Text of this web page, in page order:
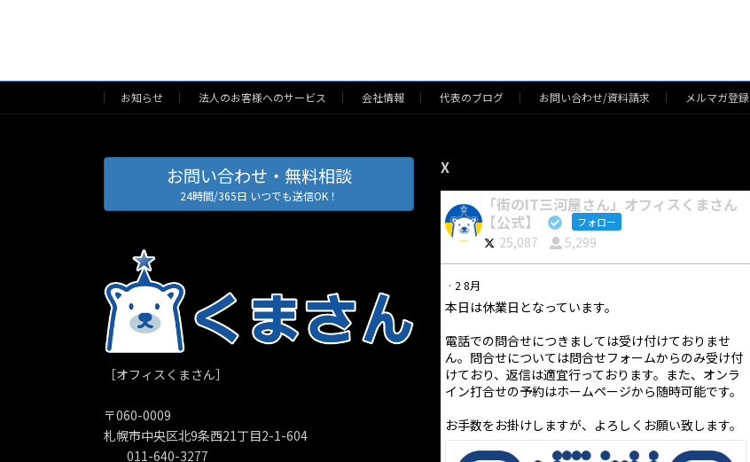
お知らせ 法人のお客様へのサービス 会社情報 代表のブログ お問い合わせ/資料請求 メルマガ登録
お問い合わせ・無料相談
24時間/365日 いつでも送信OK！
［オフィスくまさん］
〒060-0009
札幌市中央区北9条西21丁目2-1-604
011-640-3277
X
「街のIT三河屋さん」オフィスくまさん
【公式】
フォロー
25,087 5,299
· 2 8月
本日は休業日となっています。
電話での問合せにつきましては受け付けておりませ
ん。問合せについては問合せフォームからのみ受け付
けており、返信は適宜行っております。また、オンラ
イン打合せの予約はホームページから随時可能です。
お手数をお掛けしますが、よろしくお願い致します。